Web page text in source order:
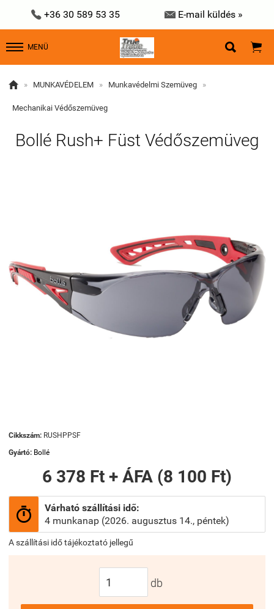
 +36 30 589 53 35  E-mail küldés »
MENÜ  
 » MUNKAVÉDELEM » Munkavédelmi Szemüveg »
Mechanikai Védőszemüveg
Bollé Rush+ Füst Védőszemüveg
Cikkszám: RUSHPPSF
Gyártó: Bollé
6 378 Ft + ÁFA (8 100 Ft)

Várható szállítási idő:
4 munkanap (2026. augusztus 14., péntek)
A szállítási idő tájékoztató jellegű
db